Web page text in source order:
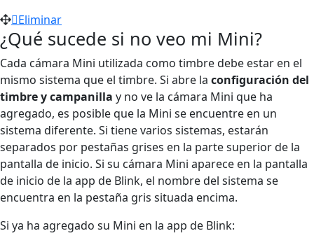
Eliminar
¿Qué sucede si no veo mi Mini?
Cada cámara Mini utilizada como timbre debe estar en el
mismo sistema que el timbre. Si abre la configuración del
timbre y campanilla y no ve la cámara Mini que ha
agregado, es posible que la Mini se encuentre en un
sistema diferente. Si tiene varios sistemas, estarán
separados por pestañas grises en la parte superior de la
pantalla de inicio. Si su cámara Mini aparece en la pantalla
de inicio de la app de Blink, el nombre del sistema se
encuentra en la pestaña gris situada encima.
Si ya ha agregado su Mini en la app de Blink: